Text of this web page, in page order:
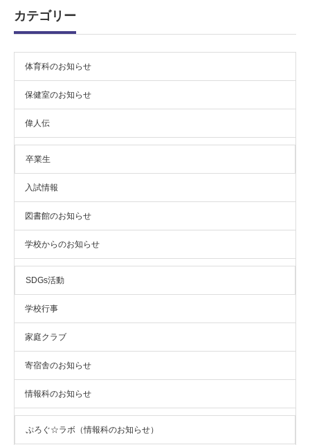
カテゴリー
体育科のお知らせ
保健室のお知らせ
偉人伝
卒業生
入試情報
図書館のお知らせ
学校からのお知らせ
SDGs活動
学校行事
家庭クラブ
寄宿舎のお知らせ
情報科のお知らせ
ぷろぐ☆ラボ（情報科のお知らせ）